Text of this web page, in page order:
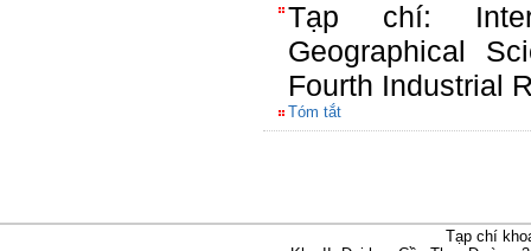
Tạp chí:
Geographical
Fourth Industrial
Tóm tắt
Tạp chí